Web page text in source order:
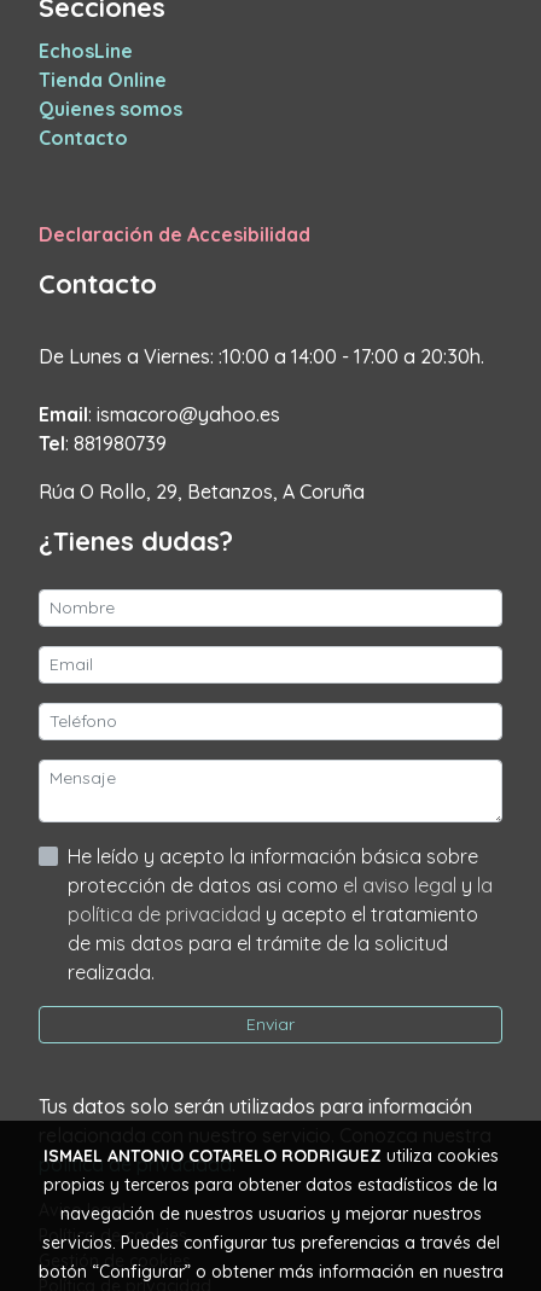
Secciones
EchosLine
Tienda Online
Quienes somos
Contacto
Declaración de Accesibilidad
Contacto
De Lunes a Viernes: :10:00 a 14:00 - 17:00 a 20:30h.
Email: ismacoro@yahoo.es
Tel: 881980739
Rúa O Rollo, 29, Betanzos, A Coruña
¿Tienes dudas?
He leído y acepto la información básica sobre
protección de datos asi como el aviso legal y la
política de privacidad y acepto el tratamiento
de mis datos para el trámite de la solicitud
realizada.
Enviar
Tus datos solo serán utilizados para información
política de privacidad.
Aviso legal
Política de cookies
Gestión de cookies
Política de privacidad
ISMAEL ANTONIO COTARELO RODRIGUEZ utiliza cookies
propias y terceros para obtener datos estadísticos de la
navegación de nuestros usuarios y mejorar nuestros
servicios. Puedes configurar tus preferencias a través del
botón “Configurar” o obtener más información en nuestra